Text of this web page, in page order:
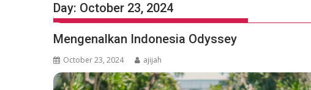
Day: October 23, 2024
Mengenalkan Indonesia Odyssey
October 23, 2024 ajijah